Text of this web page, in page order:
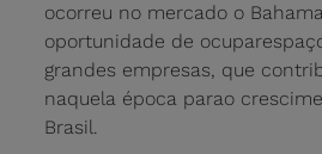
ocorreu no mercado o
oportunidade de
grandes empresas, que
naquela época parao
Brasil.